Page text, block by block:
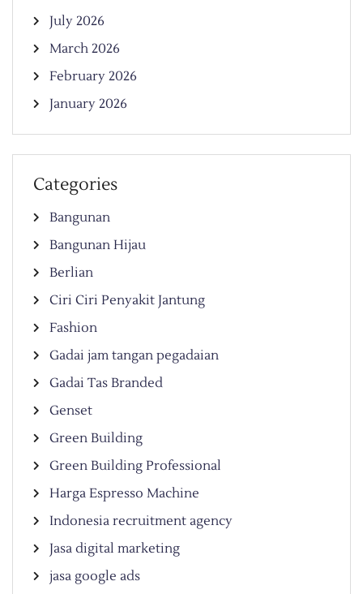
July 2026
March 2026
February 2026
January 2026
Categories
Bangunan
Bangunan Hijau
Berlian
Ciri Ciri Penyakit Jantung
Fashion
Gadai jam tangan pegadaian
Gadai Tas Branded
Genset
Green Building
Green Building Professional
Harga Espresso Machine
Indonesia recruitment agency
Jasa digital marketing
jasa google ads